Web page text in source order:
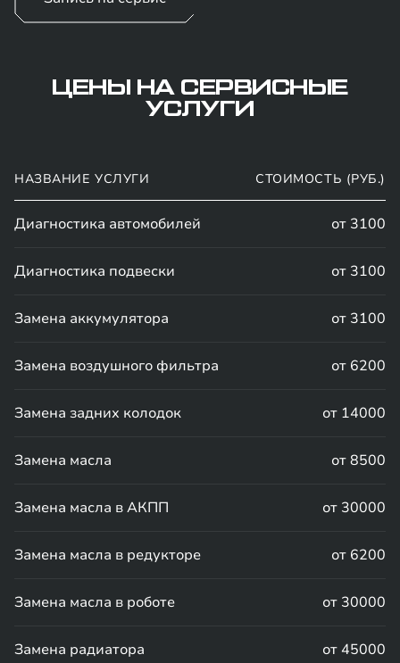
ЦЕНЫ НА СЕРВИСНЫЕ
УСЛУГИ
НАЗВАНИЕ УСЛУГИ СТОИМОСТЬ (РУБ.)
Диагностика автомобилей от 3100
Диагностика подвески от 3100
Замена аккумулятора от 3100
Замена воздушного фильтра от 6200
Замена задних колодок от 14000
Замена масла от 8500
Замена масла в АКПП от 30000
Замена масла в редукторе от 6200
Замена масла в роботе от 30000
Замена радиатора от 45000